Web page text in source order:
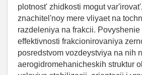
plotnost' zhidkosti mogut
znachitel'noy mere vliyaet na
razdeleniya na frakcii.
effektivnosti frakcionirovaniya
posredstvom vozdeystviya na nih
aerogidromehanicheskih struktur